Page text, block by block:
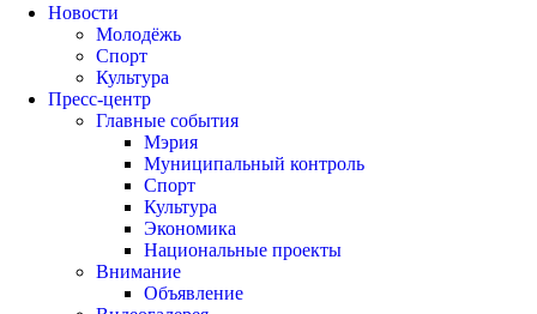
Новости
Молодёжь
Спорт
Культура
Пресс-центр
Главные события
Мэрия
Муниципальный контроль
Спорт
Культура
Экономика
Национальные проекты
Внимание
Объявление